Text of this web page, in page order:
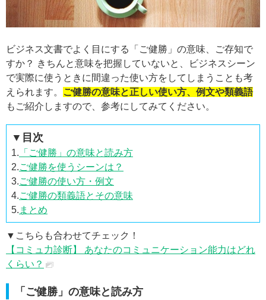
ビジネス文書でよく目にする「ご健勝」の意味、ご存知で
すか？ きちんと意味を把握していないと、ビジネスシーン
で実際に使うときに間違った使い方をしてしまうことも考
えられます。
ご健勝の意味と正しい使い方、例文や類義語
もご紹介しますので、参考にしてみてください。
▼目次
1. 「ご健勝」の意味と読み方
2.ご健勝を使うシーンは？
3.ご健勝の使い方・例文
4.ご健勝の類義語とその意味
5. まとめ
▼こちらも合わせてチェック！
【コミュ力診断】 あなたのコミュニケーション能力はどれ
くらい？
「ご健勝」の意味と読み方